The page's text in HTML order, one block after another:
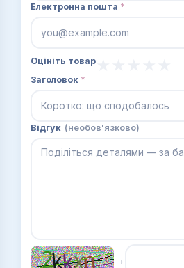
Електронна пошта *
Оцініть товар
Заголовок *
Відгук (необов'язково)
→